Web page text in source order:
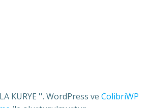
KURYE ''. WordPress ve ColibriWP